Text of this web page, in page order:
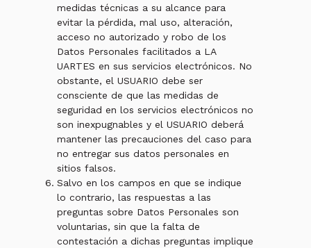
medidas técnicas a su alcance para
evitar la pérdida, mal uso, alteración,
acceso no autorizado y robo de los
Datos Personales facilitados a LA
UARTES en sus servicios electrónicos. No
obstante, el USUARIO debe ser
consciente de que las medidas de
seguridad en los servicios electrónicos no
son inexpugnables y el USUARIO deberá
mantener las precauciones del caso para
no entregar sus datos personales en
sitios falsos.
Salvo en los campos en que se indique
lo contrario, las respuestas a las
preguntas sobre Datos Personales son
voluntarias, sin que la falta de
contestación a dichas preguntas implique